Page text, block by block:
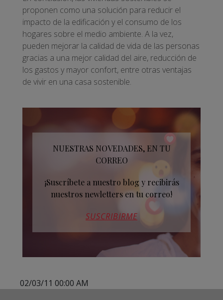
proponen como una solución para reducir el
impacto de la edificación y el consumo de los
hogares sobre el medio ambiente. A la vez,
pueden mejorar la calidad de vida de las personas
gracias a una mejor calidad del aire, reducción de
los gastos y mayor confort, entre otras ventajas
de vivir en una casa sostenible.
NUESTRAS NOVEDADES, EN TU
CORREO
¡Suscríbete a nuestro blog y recibirás
nuestros newletters en tu correo!
SUSCRIBIRME
02/03/11 00:00 AM